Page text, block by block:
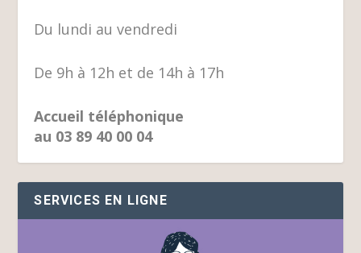
Du lundi au vendredi
De 9h à 12h et de 14h à 17h
Accueil téléphonique
au 03 89 40 00 04
SERVICES EN LIGNE